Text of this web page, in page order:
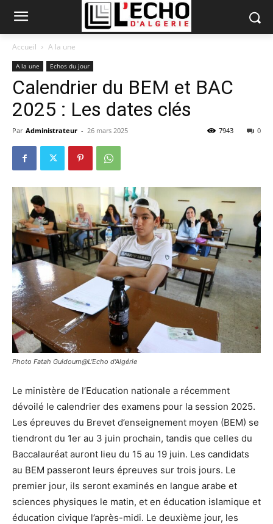
Accueil A la une
A la une Echos du jour
Calendrier du BEM et BAC
2025 : Les dates clés
Par Administrateur - 26 mars 2025 0
7943
Photo Fatah Guidoum@L'Echo d'Algérie
Le ministère de l’Education nationale a récemment
dévoilé le calendrier des examens pour la session 2025.
Les épreuves du Brevet d’enseignement moyen (BEM) se
tiendront du 1er au 3 juin prochain, tandis que celles du
Baccalauréat auront lieu du 15 au 19 juin. Les candidats
au BEM passeront leurs épreuves sur trois jours. Le
premier jour, ils seront examinés en langue arabe et
sciences physiques le matin, et en éducation islamique et
éducation civique l’après-midi. Le deuxième jour, les